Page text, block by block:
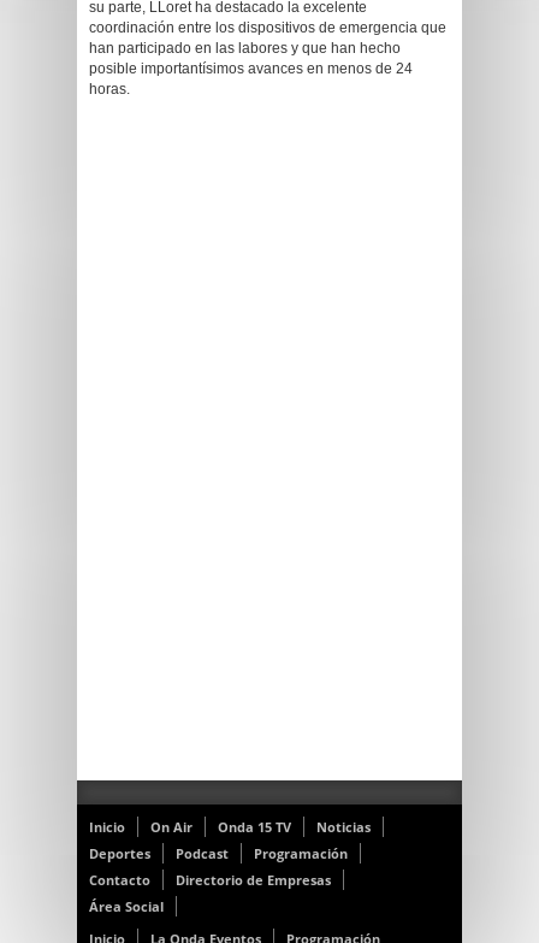
su parte, LLoret ha destacado la excelente
coordinación entre los dispositivos de emergencia que
han participado en las labores y que han hecho
posible importantísimos avances en menos de 24
horas.
Inicio On Air Onda 15 TV
Noticias
Deportes
Podcast
Programación
Contacto
Directorio de Empresas
Área Social
Inicio
La Onda Eventos Programación